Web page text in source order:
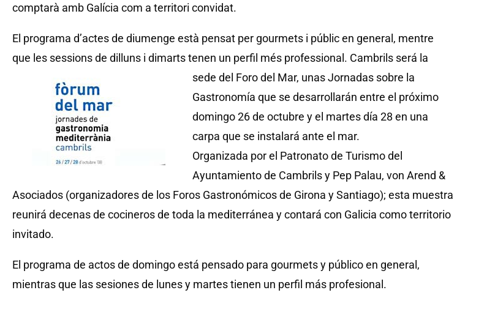
comptarà amb Galícia com a territori convidat.
El programa d’actes de diumenge està pensat per gourmets i públic en general, mentre
que les sessions de dilluns i dimarts tenen un perfil més professional. Cambrils será la
sede del Foro del Mar, unas Jornadas sobre la
Gastronomía que se desarrollarán entre el próximo
domingo 26 de octubre y el martes día 28 en una
carpa que se instalará ante el mar.
Organizada por el Patronato de Turismo del
Ayuntamiento de Cambrils y Pep Palau, von Arend &
Asociados (organizadores de los Foros Gastronómicos de Girona y Santiago); esta muestra
reunirá decenas de cocineros de toda la mediterránea y contará con Galicia como territorio
invitado.
El programa de actos de domingo está pensado para gourmets y público en general,
mientras que las sesiones de lunes y martes tienen un perfil más profesional.